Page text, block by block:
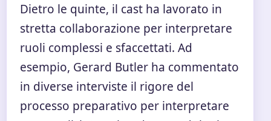
Dietro le quinte, il cast ha lavorato in
stretta collaborazione per interpretare
ruoli complessi e sfaccettati. Ad
esempio, Gerard Butler ha commentato
in diverse interviste il rigore del
processo preparativo per interpretare